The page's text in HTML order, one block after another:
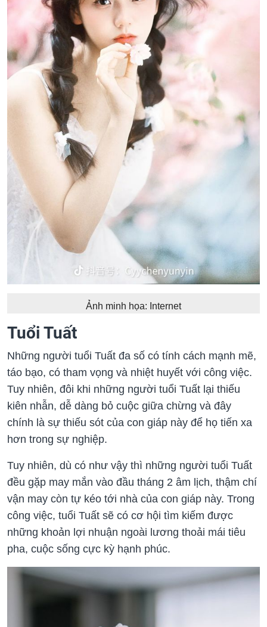
Ảnh minh họa: Internet
Tuổi Tuất
Những người tuổi Tuất đa số có tính cách mạnh mẽ,
táo bạo, có tham vọng và nhiệt huyết với công việc.
Tuy nhiên, đôi khi những người tuổi Tuất lại thiếu
kiên nhẫn, dễ dàng bỏ cuộc giữa chừng và đây
chính là sự thiếu sót của con giáp này để họ tiến xa
hơn trong sự nghiệp.
Tuy nhiên, dù có như vậy thì những người tuổi Tuất
đều gặp may mắn vào đầu tháng 2 âm lịch, thậm chí
vận may còn tự kéo tới nhà của con giáp này. Trong
công việc, tuổi Tuất sẽ có cơ hội tìm kiếm được
những khoản lợi nhuận ngoài lương thoải mái tiêu
pha, cuộc sống cực kỳ hạnh phúc.